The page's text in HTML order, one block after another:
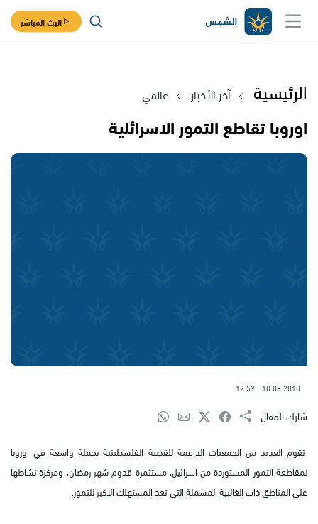
البث المباشر
الرئيسية آخر الأخبار عالمي
اوروبا تقاطع التمور الاسرائلية
10.08.2010
12:59
شارك المقال
تقوم العديد من الجمعيات الداعمة للقضية الفلسطينية بحملة واسعة في اوروبا
لمقاطعة التمور المستوردة من اسرائيل، مستثمرة قدوم شهر رمضان، ومركزة نشاطها
على المناطق ذات الغالبية المسملة التي تعد المستهلك الاكبر للتمور.